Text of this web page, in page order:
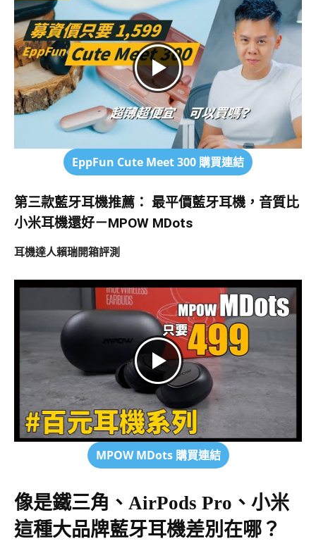
EppFun Cute Meet 300 購買連結
第三款藍牙耳機推薦： 最平價藍牙耳機，音質比
小米耳機還好－MPOW MDots
耳機達人賴瑞開箱評測
MPOW MDots 購買連結
像是鐵三角、AirPods Pro、小米
這種大品牌藍牙耳機差別在哪？